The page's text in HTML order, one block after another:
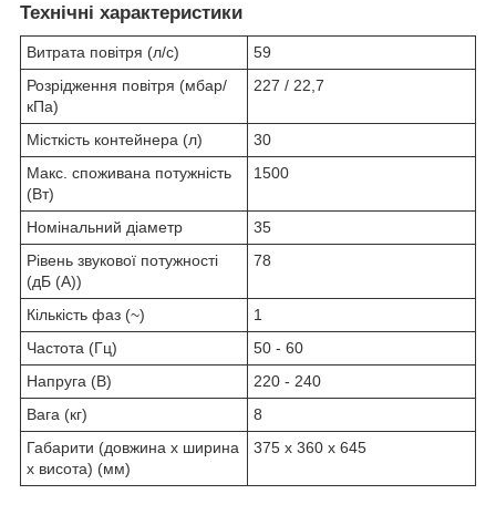
Технічні характеристики
Витрата повітря (л/с)
59
Розрідження повітря (мбар/
кПа)
227 / 22,7
Місткість контейнера (л)
30
Макс. споживана потужність
(Вт)
1500
Номінальний діаметр
35
Рівень звукової потужності
(дБ (А))
78
Кількість фаз (~)
1
Частота (Гц)
50 - 60
Напруга (В)
220 - 240
Вага (кг)
8
Габарити (довжина х ширина
х висота) (мм)
375 x 360 x 645